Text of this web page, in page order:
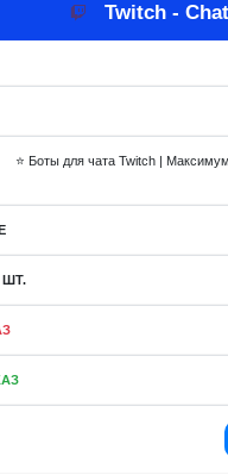
за 1
шт.
Мин.
заказ
Twitch -
⭐ Боты для чата Twitch |